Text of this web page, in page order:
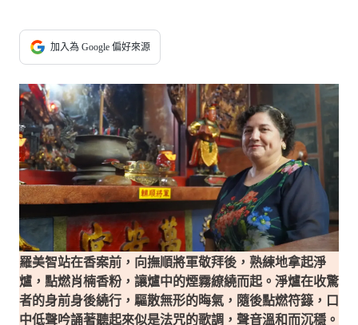
加入為 Google 偏好來源
羅美智站在香案前，向撫順將軍敬拜後，熟練地拿起淨
爐，點燃肖楠香粉，讓爐中的煙霧繚繞而起。淨爐在收驚
者的身前身後繞行，驅散無形的晦氣，隨後點燃符籙，口
中低聲吟誦著聽起來似是法咒的歌調，聲音溫和而沉穩。